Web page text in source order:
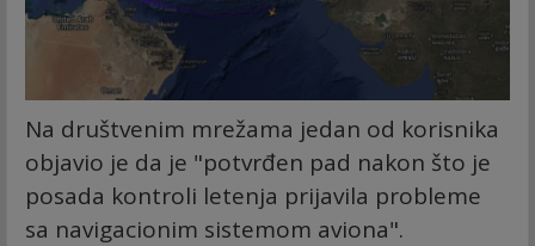
Na društvenim mrežama jedan od korisnika
objavio je da je "potvrđen pad nakon što je
posada kontroli letenja prijavila probleme
sa navigacionim sistemom aviona".